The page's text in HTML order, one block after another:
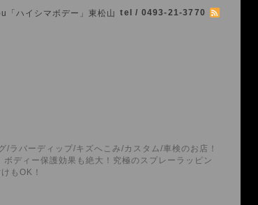
「ハイシマボデー」東松山 tel / 0493-21-3770
ラバーディップ/キズへこみ/カスタム/車検のお店！
ディー保護効果も絶大！究極のスプレーラッピン
もOK！